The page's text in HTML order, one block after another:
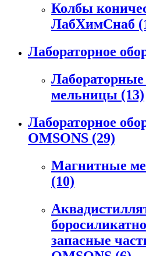
Колбы
ЛабХимСнаб
Лабораторное
мельницы (13)
Лабораторное
OMSONS (29)
Магнитные
(10)
запасные